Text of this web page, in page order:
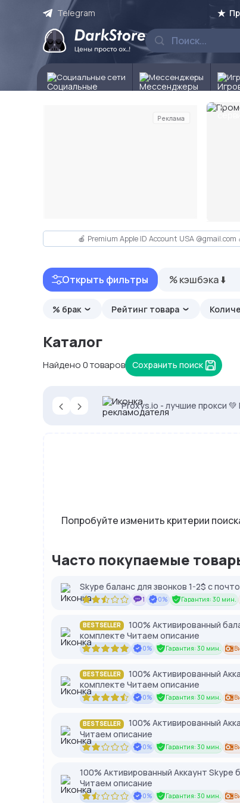
Telegram
Социальные сети Мессенджеры
Реклама
🍎 Premium Apple ID Account USA @gmail.com
Открыть фильтры % кэшбэка ⬇️
% брак Рейтинг товара
Каталог
Найдено 0 товаров Сохранить поиск
‹ › 2328.io — прием крипто
Кешбек до 10% на прокси с
Proxys.io - лучшие прокси
Попробуйте изменить критерии
Часто покупаемые
Skype баланс для звонков 1-2$ с
1 0% Гарантия: 30 мин.
BESTSELLER
100% Активированный
комплекте Читаем описание
0% Гарантия: 30 мин.
BESTSELLER
100% Активированный
комплекте Читаем описание
0% Гарантия: 30 мин.
BESTSELLER
100% Активированный
Читаем описание
0% Гарантия: 30 мин.
100% Активированный Аккаунт Skype
Читаем описание
0% Гарантия: 30 мин.